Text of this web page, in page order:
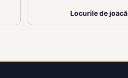
Locurile de